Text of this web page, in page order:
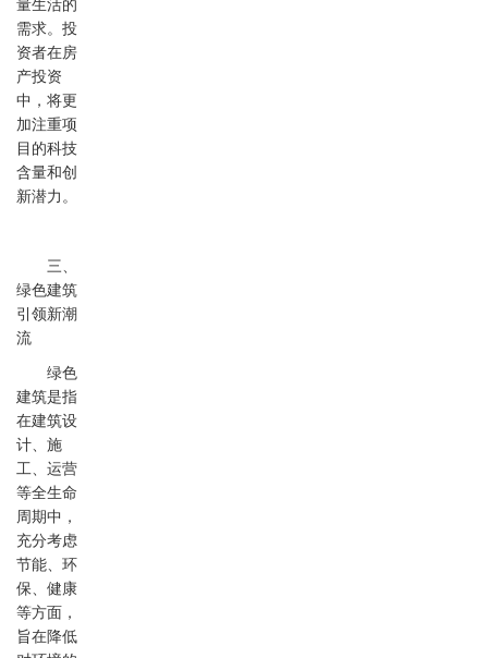
量生活的
需求。投
资者在房
产投资
中，将更
加注重项
目的科技
含量和创
新潜力。
三、
绿色建筑
引领新潮
流
绿色
建筑是指
在建筑设
计、施
工、运营
等全生命
周期中，
充分考虑
节能、环
保、健康
等方面，
旨在降低